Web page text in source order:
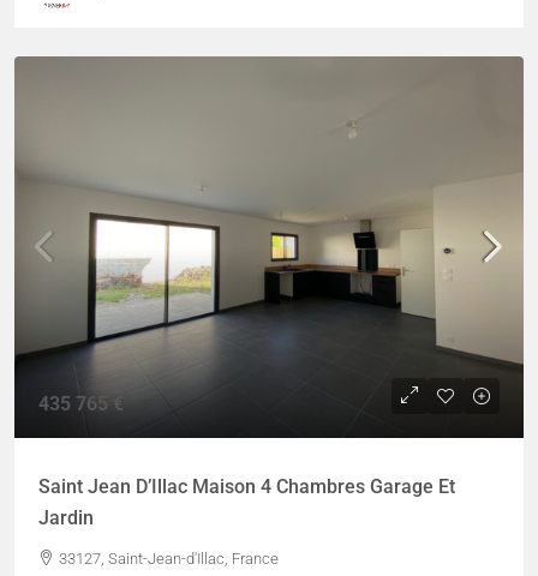
435 765 €
Saint Jean D’Illac Maison 4 Chambres Garage Et
Jardin
33127, Saint-Jean-d'Illac, France